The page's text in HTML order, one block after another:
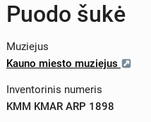
Puodo šukė
Muziejus
Kauno miesto muziejus
Inventorinis numeris
KMM KMAR ARP 1898